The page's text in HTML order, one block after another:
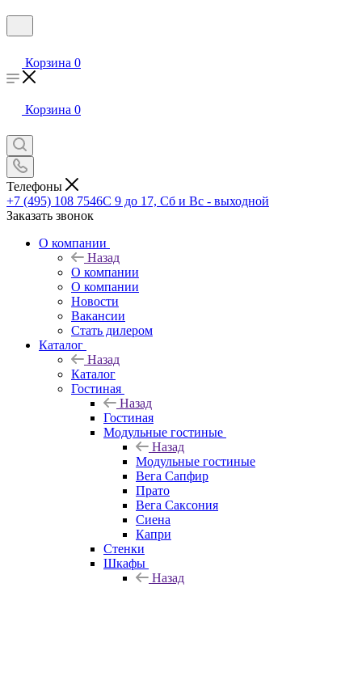
Корзина 0
Корзина 0
Телефоны
+7 (495) 108 7546С 9 до 17, Сб и Вс - выходной
Заказать звонок
О компании
Назад
О компании
О компании
Новости
Вакансии
Стать дилером
Каталог
Назад
Каталог
Гостиная
Назад
Гостиная
Модульные гостиные
Назад
Модульные гостиные
Вега Сапфир
Прато
Вега Саксония
Сиена
Капри
Стенки
Шкафы
Назад